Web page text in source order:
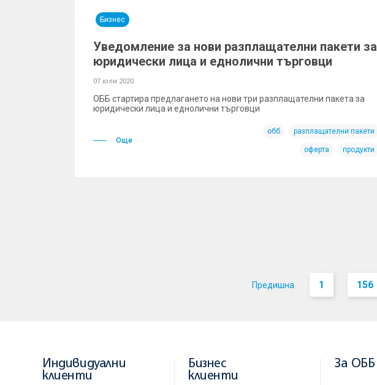
Бизнес
Уведомление за нови разплащателни пакети за
юридически лица и еднолични търговци
07 юли 2020
ОББ стартира предлагането на нови три разплащателни пакета за
юридически лица и еднолични търговци
Още
обб разплащателни пакети
оферта продукти
Предишна 1 ... 156
Индивидуални
клиенти
Бизнес
клиенти
За ОББ